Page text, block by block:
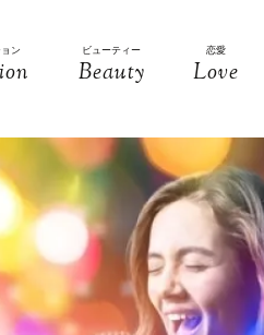
ン ビューティー
Beauty
恋愛
Love